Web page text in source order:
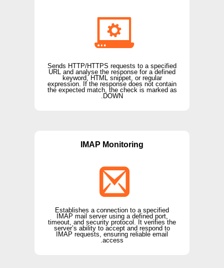
Sends HTTP/HTTPS requests to a specified
URL and analyse the response for a defined
keyword, HTML snippet, or regular
expression. If the response does not contain
the expected match, the check is marked as
DOWN.
IMAP Monitoring
Establishes a connection to a specified
IMAP mail server using a defined port,
timeout, and security protocol. It verifies the
server’s ability to accept and respond to
IMAP requests, ensuring reliable email
access.